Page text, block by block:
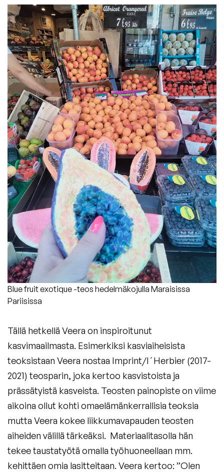
Blue fruit exotique -teos hedelmäkojulla Maraisissa
Pariisissa
Tällä hetkellä Veera on inspiroitunut
kasvimaailmasta. Esimerkiksi kasviaiheisista
teoksistaan Veera nostaa Imprint/I´Herbier (2017-
2021) teosparin, joka kertoo kasvistoista ja
prässätyistä kasveista. Teosten painopiste on viime
aikoina ollut kohti omaelämänkerrallisia teoksia
mutta Veera kokee liikkumavapauden teosten
aiheiden välillä tärkeäksi. Materiaalitasolla hän
tekee taustatyötä omalla työhuoneellaan mm.
kehittäen omia lasitteitaan. Veera kertoo: ”Olen